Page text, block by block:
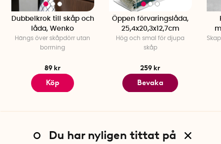
Dubbelkrok till skåp och
låda, Wenko
Hängs över skåpdörr utan
borrning
89 kr
Köp
Öppen förvaringslåda,
25,4x20,3x12,7cm
Hög och smal för djupa
skåp
259 kr
Bevaka
Du har nyligen tittat på